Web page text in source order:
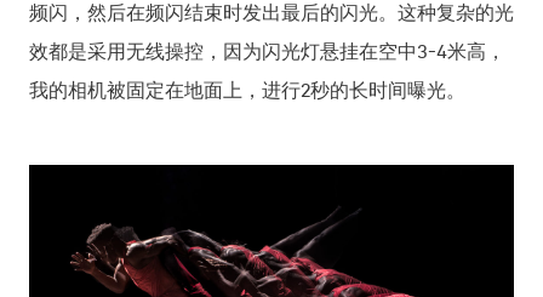
频闪，然后在频闪结束时发出最后的闪光。这种复杂的光
效都是采用无线操控，因为闪光灯悬挂在空中3-4米高，
我的相机被固定在地面上，进行2秒的长时间曝光。